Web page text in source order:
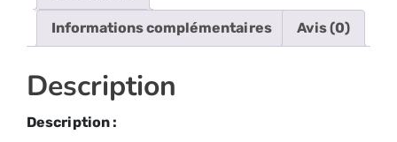
Informations complémentaires Avis (0)
Description
Description :